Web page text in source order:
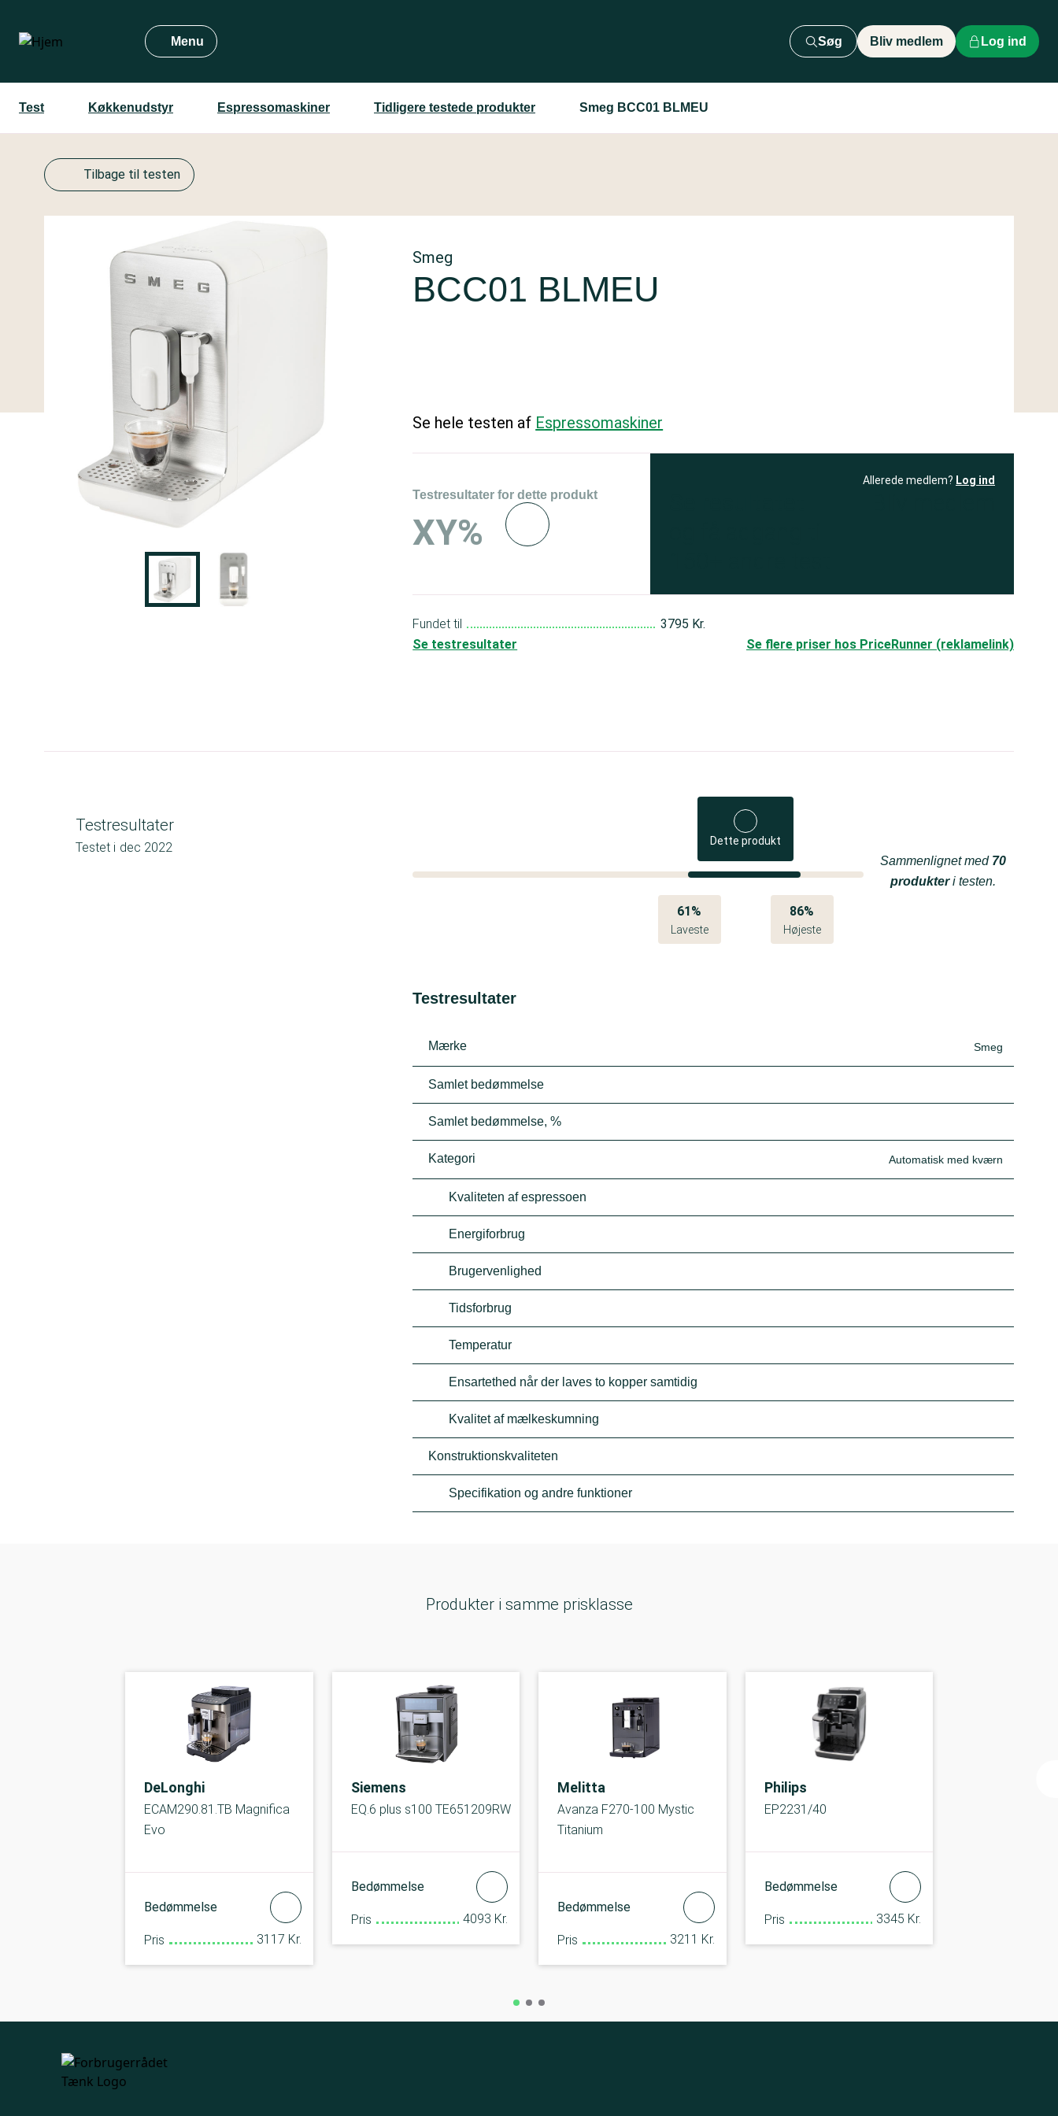
hovedindhold
Menu Søg Bliv medlem Log ind
Test Køkkenudstyr Espressomaskiner Tidligere testede produkter Smeg BCC01 BLMEU
Tilbage til testen
Smeg
BCC01 BLMEU
Se hele testen af Espressomaskiner
Testresultater for dette produkt
XY%
Allerede medlem? Log ind
Fundet til
3795 Kr.
Se flere priser hos PriceRunner (reklamelink)
Se testresultater
Testresultater
Testet i dec 2022 Dette produkt
61%
Laveste
86%
Højeste
Sammenlignet med 70
produkteri testen.
Testresultater
Mærke Smeg
Samlet bedømmelse
Samlet bedømmelse, %
Kategori Automatisk med kværn
Kvaliteten af espressoen
Energiforbrug
Brugervenlighed
Tidsforbrug
Temperatur
Ensartethed når der laves to kopper samtidig
Kvalitet af mælkeskumning
Konstruktionskvaliteten
Specifikation og andre funktioner
Produkter i samme prisklasse
DeLonghi
ECAM290.81.TB Magnifica
Evo
Bedømmelse
Pris 3117 Kr.
Siemens
EQ.6 plus s100 TE651209RW
Bedømmelse
Pris 4093 Kr.
Melitta
Avanza F270-100 Mystic
Titanium
Bedømmelse
Pris 3211 Kr.
Philips
EP2231/40
Bedømmelse
Pris 3345 Kr.